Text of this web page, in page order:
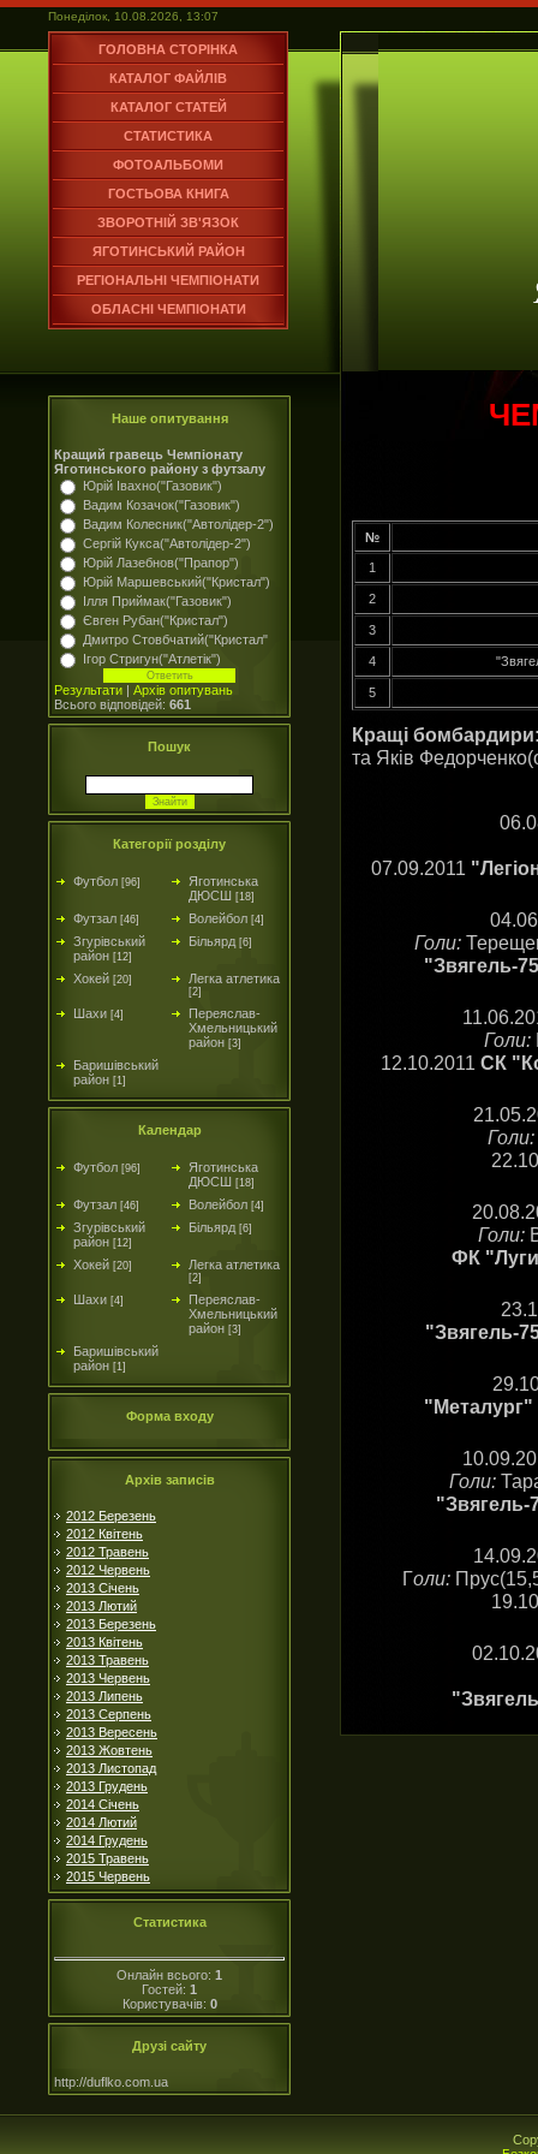
Понеділок, 10.08.2026, 13:07
ГОЛОВНА СТОРІНКА
КАТАЛОГ ФАЙЛІВ
КАТАЛОГ СТАТЕЙ
СТАТИСТИКА
ФОТОАЛЬБОМИ
ГОСТЬОВА КНИГА
ЗВОРОТНІЙ ЗВ'ЯЗОК
ЯГОТИНСЬКИЙ РАЙОН
РЕГІОНАЛЬНІ ЧЕМПІОНАТИ
ОБЛАСНІ ЧЕМПІОНАТИ
Наше опитування
Кращий гравець Чемпіонату
Яготинського району з футзалу
Юрій Івахно("Газовик")
Вадим Козачок("Газовик")
Вадим Колесник("Автолідер-2")
Сергій Кукса("Автолідер-2")
Юрій Лазебнов("Прапор")
Юрій Маршевський("Кристал")
Ілля Приймак("Газовик")
Євген Рубан("Кристал")
Дмитро Стовбчатий("Кристал"
Ігор Стригун("Атлетік")
Результати | Архів опитувань
Всього відповідей: 661
Пошук
Категорії розділу
Футбол [96]
Яготинська
ДЮСШ [18]
Футзал [46] Волейбол [4]
Згурівський
район [12]
Більярд [6]
Хокей [20] Легка атлетика
[2]
Шахи [4]
Переяслав-
Хмельницький
район [3]
Баришівський
район [1]
Календар
Футбол [96]
Яготинська
ДЮСШ [18]
Футзал [46] Волейбол [4]
Згурівський
район [12]
Більярд [6]
Хокей [20] Легка атлетика
[2]
Шахи [4]
Переяслав-
Хмельницький
район [3]
Баришівський
район [1]
Форма входу
Архів записів
2012 Березень
2012 Квітень
2012 Травень
2012 Червень
2013 Січень
2013 Лютий
2013 Березень
2013 Квітень
2013 Травень
2013 Червень
2013 Липень
2013 Серпень
2013 Вересень
2013 Жовтень
2013 Листопад
2013 Грудень
2014 Січень
2014 Лютий
2014 Грудень
2015 Травень
2015 Червень
Статистика
Онлайн всього: 1
Гостей: 1
Користувачів: 0
Друзі сайту
http://duflko.com.ua
№
1
2
3
4
5
Кращі
та Яків
07.09.2011
Голи:
"Звягель-
Голи:
12.10.2011 СК
Голи:
Голи:
ФК
"Звягель-
"Металург"
Голи:
"Звягель-
Голи: